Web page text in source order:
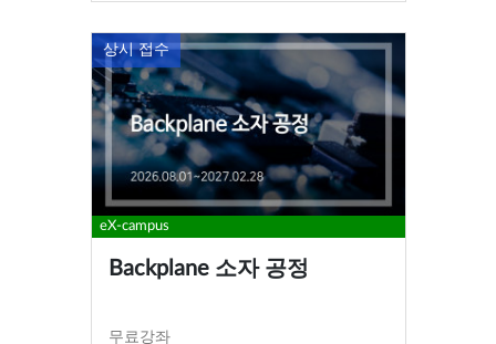
상시 접수
eX-campus
Backplane 소자 공정
무료강좌